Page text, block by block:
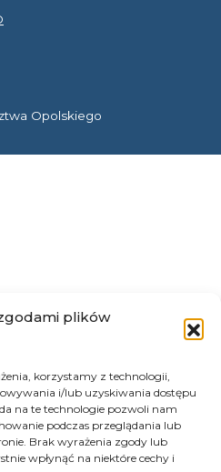
plików
korzystamy z technologii,
i/lub uzyskiwania dostępu
na te technologie pozwoli nam
podczas przeglądania lub
Brak wyrażenia zgody lub
wpłynąć na niektóre cechy i
Opolskiego